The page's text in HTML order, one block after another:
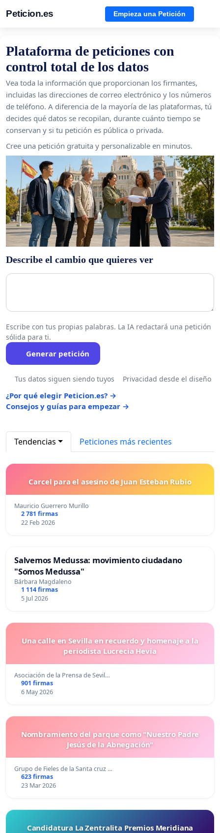
Peticion.es Empieza una Petición
Plataforma de peticiones con
control total de los datos
Vea toda la información que proporcionan los firmantes,
incluidas las direcciones de correo electrónico y los números
de teléfono. A diferencia de la mayoría de las plataformas, tú
decides qué datos se recopilan, durante cuánto tiempo se
conservan y si tu petición es pública o privada.
Cree una petición gratuita y personalizable en minutos.
Describe el cambio que quieres ver
Escribe con tus propias palabras. La IA redactará una petición
sólida para ti.
Generar petición
Tus datos siguen siendo tuyos Privacidad desde el diseño
¿Por qué elegir Peticion.es? →
Consejos y guías para empezar →
Tendencias Peticiones más recientes
Carcel para el asesino de Juan Esteban Rubio
Mauricio Guerrero Murillo
2 781 firmas
22 Feb 2026
Salvemos Medussa: movimiento ciudadano
"Somos Medussa"
Bárbara Magdaleno
1 114 firmas
5 Jul 2026
Una calle en Sevilla en recuerdo y homenaje a la
periodista Lucrecia Hevia
Asociación de la Prensa de Sevil…
901 firmas
6 May 2026
Nombramiento del parque como "Nuestro Padre
Jesús de la Abnegación"
Grupo de Fieles de la Santa cruz …
623 firmas
23 Mar 2026
Candidatura La Zentralita Premios Meridiana